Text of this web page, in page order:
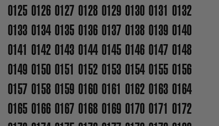
0125 0126 0127 0128 0129 0130 0131 0132
0133 0134 0135 0136 0137 0138 0139 0140
0141 0142 0143 0144 0145 0146 0147 0148
0149 0150 0151 0152 0153 0154 0155 0156
0157 0158 0159 0160 0161 0162 0163 0164
0165 0166 0167 0168 0169 0170 0171 0172